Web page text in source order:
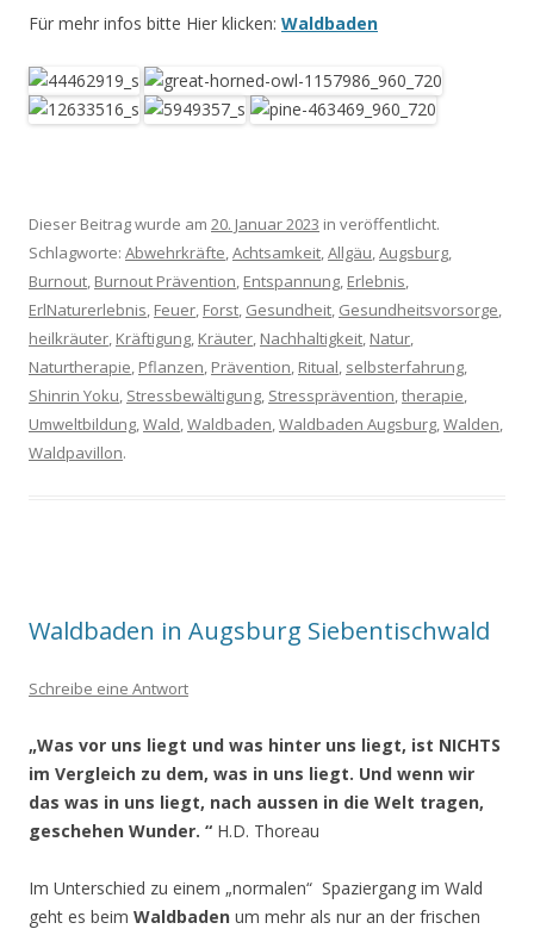
Für mehr infos bitte Hier klicken: Waldbaden
Dieser Beitrag wurde am 20. Januar 2023 in veröffentlicht.
Schlagworte: Abwehrkräfte,Achtsamkeit,Allgäu,Augsburg,
Burnout, Burnout Prävention, Entspannung, Erlebnis,
ErlNaturerlebnis, Feuer, Forst, Gesundheit, Gesundheitsvorsorge,
heilkräuter, Kräftigung, Kräuter, Nachhaltigkeit, Natur,
Naturtherapie, Pflanzen, Prävention, Ritual, selbsterfahrung,
Shinrin Yoku, Stressbewältigung, Stressprävention,therapie,
Umweltbildung,Wald,Waldbaden,Waldbaden Augsburg,Walden,
Waldpavillon.
Waldbaden in Augsburg Siebentischwald
Schreibe eine Antwort
„Was vor uns liegt und was hinter uns liegt, ist NICHTS
im Vergleich zu dem, was in uns liegt. Und wenn wir
das was in uns liegt, nach aussen in die Welt tragen,
geschehen Wunder. “ H.D. Thoreau
Im Unterschied zu einem „normalen“ Spaziergang im Wald
geht es beim Waldbaden um mehr als nur an der frischen